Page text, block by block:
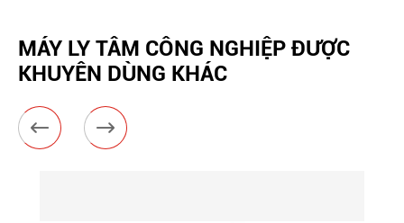
MÁY LY TÂM CÔNG NGHIỆP ĐƯỢC
KHUYÊN DÙNG KHÁC
 